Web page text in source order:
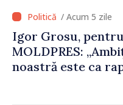
alegerea. Ne-am
Ucrainei”/ Acum 5 zile
Igor Grosu, pentru
MOLDPRES:
noastră este ca